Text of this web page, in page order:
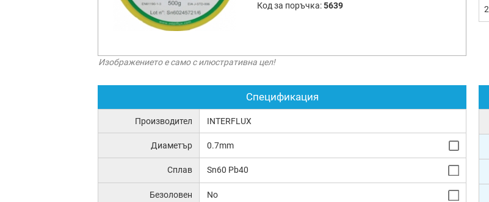
Код за поръчка:5639
Изображението е само с илюстративна цел!
Спецификация
Производител INTERFLUX
Диаметър 0.7mm
Сплав Sn60 Pb40
Безоловен No